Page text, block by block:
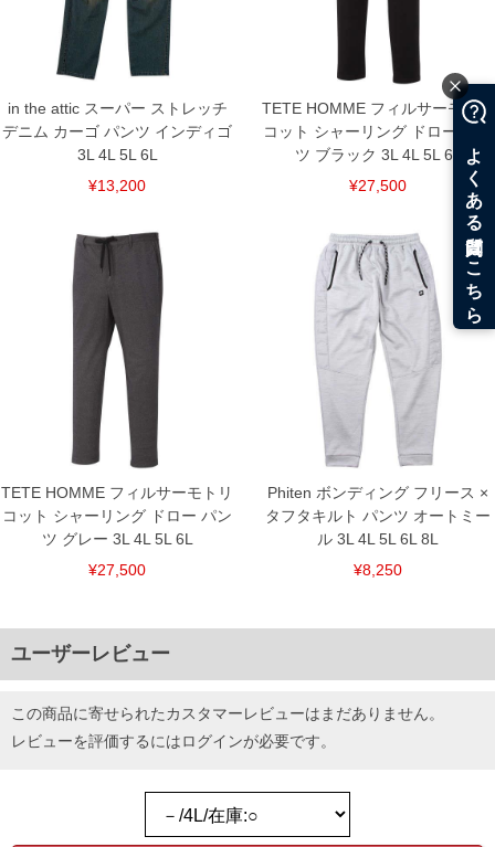
in the attic スーパー ストレッチ
デニム カーゴ パンツ インディゴ
3L 4L 5L 6L
¥13,200
TETE HOMME フィルサーモトリ
コット シャーリング ドロー パン
ツ ブラック 3L 4L 5L 6L
¥27,500
TETE HOMME フィルサーモトリ
コット シャーリング ドロー パン
ツ グレー 3L 4L 5L 6L
¥27,500
Phiten ボンディング フリース ×
タフタキルト パンツ オートミー
ル 3L 4L 5L 6L 8L
¥8,250
ユーザーレビュー
この商品に寄せられたカスタマーレビューはまだありません。
レビューを評価するにはログインが必要です。